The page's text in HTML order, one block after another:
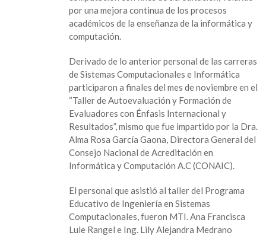
Computacionales
por una mejora continua de los procesos
académicos de la enseñanza de la informática y
computación.
Derivado de lo anterior personal de las carreras
de Sistemas Computacionales e Informática
participaron a finales del mes de noviembre en el
“Taller de Autoevaluación y Formación de
Evaluadores con Énfasis Internacional y
Resultados”, mismo que fue impartido por la Dra.
Alma Rosa García Gaona, Directora General del
Consejo Nacional de Acreditación en
Informática y Computación A.C (CONAIC).
El personal que asistió al taller del Programa
Educativo de Ingeniería en Sistemas
Computacionales, fueron MTI. Ana Francisca
Lule Rangel e Ing. Lily Alejandra Medrano